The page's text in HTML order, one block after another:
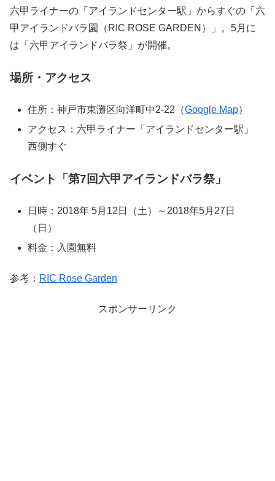
六甲ライナーの「アイランドセンター駅」からすぐの「六
甲アイランドバラ園（RIC ROSE GARDEN）」。5月に
は「六甲アイランドバラ祭」が開催。
場所・アクセス
住所：神戸市東灘区向洋町中2-22（Google Map）
アクセス：六甲ライナー「アイランドセンター駅」
西側すぐ
イベント「第7回六甲アイランドバラ祭」
日時：2018年 5月12日（土）～2018年5月27日
（日）
料金：入園無料
参考： RIC Rose Garden
スポンサーリンク